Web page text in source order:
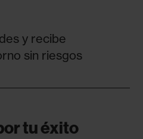
y recibe
sin riesgos
tu éxito